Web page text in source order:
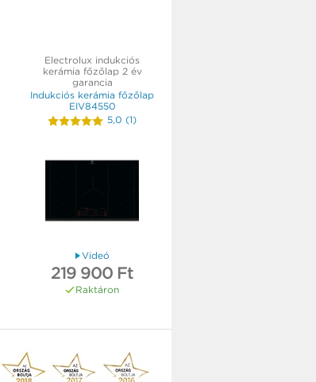
Electrolux indukciós
kerámia főzőlap 2 év
garancia
Indukciós kerámia főzőlap
EIV84550
5,0 (1)
Videó
219 900 Ft
Raktáron